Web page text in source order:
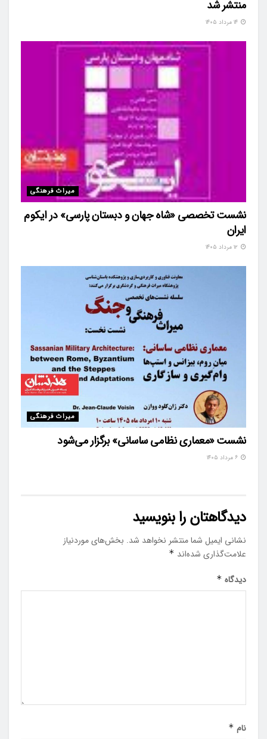
منتشر شد
میراث فرهنگی
نشست تخصصی «شاه‌ جهان و دبستان پارسی» در ایکوم
ایران
میراث فرهنگی
نشست «معماری نظامی ساسانی» برگزار می‌شود
دیدگاهتان را بنویسید
نشانی ایمیل شما منتشر نخواهد شد. بخش‌های موردنیاز
علامت‌گذاری شده‌اند *
دیدگاه *
نام *